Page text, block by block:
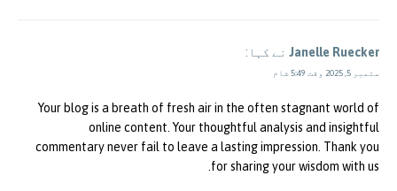
Janelle Ruecker نے کہا:
ستمبر 5, 2025 وقت 5:49 شام
Your blog is a breath of fresh air in the often stagnant world of
online content. Your thoughtful analysis and insightful
commentary never fail to leave a lasting impression. Thank you
for sharing your wisdom with us.